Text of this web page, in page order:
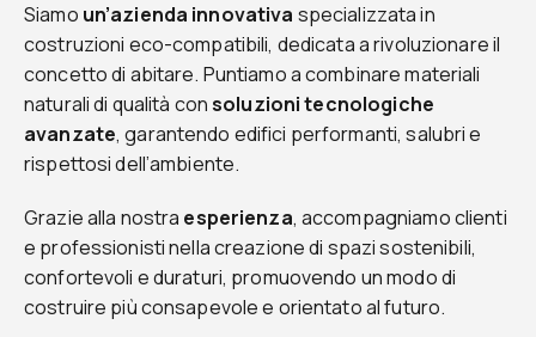
Siamo un’azienda innovativa specializzata in
costruzioni eco-compatibili, dedicata a rivoluzionare il
concetto di abitare. Puntiamo a combinare materiali
naturali di qualità consoluzioni tecnologiche
avanzate, garantendo edifici performanti, salubri e
rispettosi dell’ambiente.
Grazie alla nostra esperienza, accompagniamo clienti
e professionisti nella creazione di spazi sostenibili,
confortevoli e duraturi, promuovendo un modo di
costruire più consapevole e orientato al futuro.